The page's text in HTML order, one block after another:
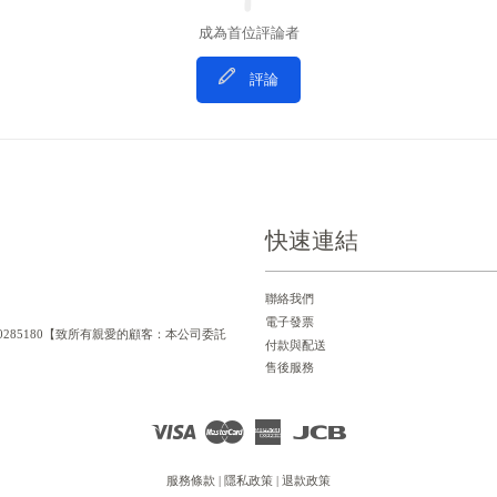
成為首位評論者
評論
【致所有親愛的顧客：本公司委託
快速連結
聯絡我們
電子發票
付款與配送
售後服務
Visa
American
服務條款 | 隱私政策 | 退款政策